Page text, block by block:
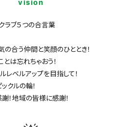
vision
ラブ５つの合言葉
合う仲間と笑顔のひととき！
は忘れちゃおう！
ベルアップを目指して！
クルの輪！
！地域の皆様に感謝！